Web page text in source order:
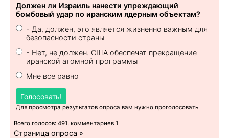
Должен ли Израиль нанести упреждающий
бомбовый удар по иранским ядерным объектам?
- Да, должен, это является жизненно важным для
безопасности страны
- Нет, не должен. США обеспечат прекращение
иранской атомной программы
Мне все равно
Голосовать!
Для просмотра результатов опроса вам нужно проголосовать
Всего голосов: 491, комментариев 1
Страница опроса »